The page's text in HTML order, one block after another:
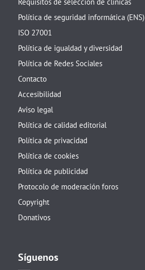
Política de seguridad informática (ENS)
ISO 27001
Política de igualdad y diversidad
Política de Redes Sociales
Contacto
Accesibilidad
Aviso legal
Política de calidad editorial
Política de privacidad
Política de cookies
Política de publicidad
Protocolo de moderación foros
Copyright
Donativos
Síguenos